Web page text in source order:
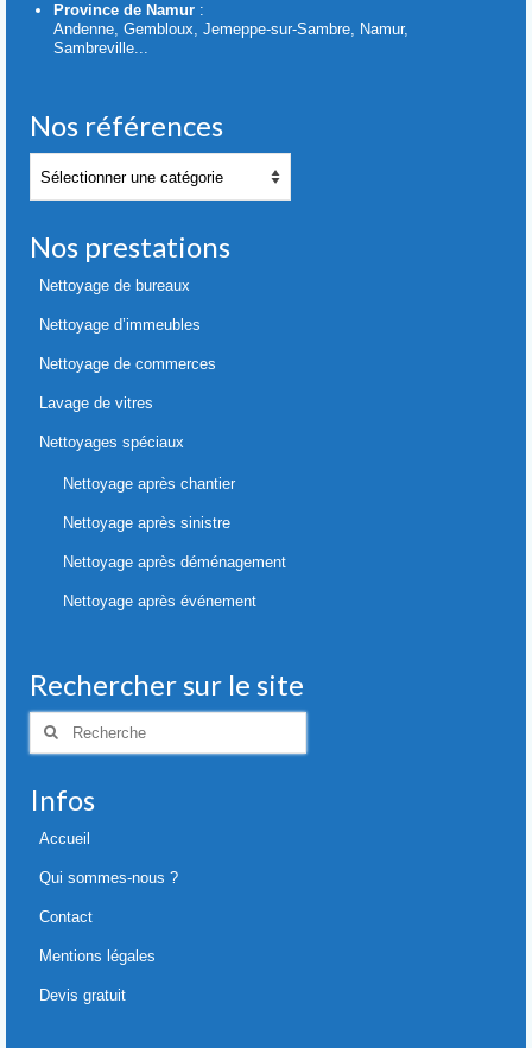
Province de Namur :
Andenne, Gembloux, Jemeppe-sur-Sambre, Namur,
Sambreville...
Nos références
références
Nos prestations
Nettoyage de bureaux
Nettoyage d’immeubles
Nettoyage de commerces
Lavage de vitres
Nettoyages spéciaux
Nettoyage après chantier
Nettoyage après sinistre
Nettoyage après déménagement
Nettoyage après événement
Rechercher sur le site
Infos
Accueil
Qui sommes-nous ?
Contact
Mentions légales
Devis gratuit